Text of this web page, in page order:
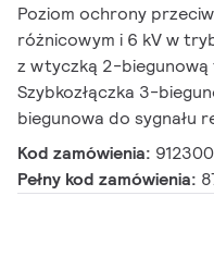
Poziom ochrony
różnicowym i 6 kV w
z wtyczką 2-biegunową
Szybkozłączka 3-
biegunowa do sygnału
Kod zamówienia:
Pełny kod zamówienia: